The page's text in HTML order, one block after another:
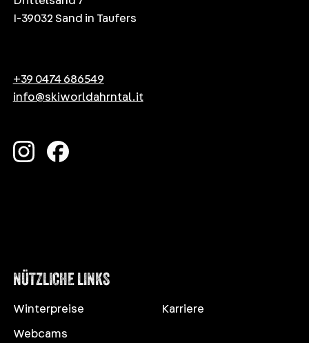
I-39032 Sand in Taufers
+39 0474 686549
info@skiworldahrntal.it
NÜTZLICHE LINKS
Winterpreise
Webcams
Karriere